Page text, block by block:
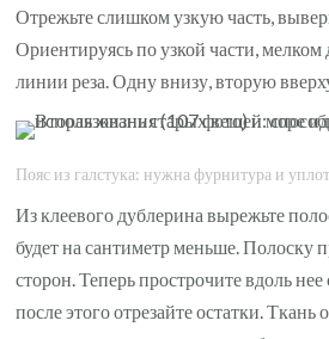
Отрежьте слишком узкую часть,
Ориентируясь по узкой части, мелком
линии реза. Одну внизу, вторую
Пояс из галстука: нужна фурнитура и
Из клеевого дублерина вырежьте
будет на сантиметр меньше. Полоску
сторон. Теперь прострочите вдоль
после этого отрезайте остатки.